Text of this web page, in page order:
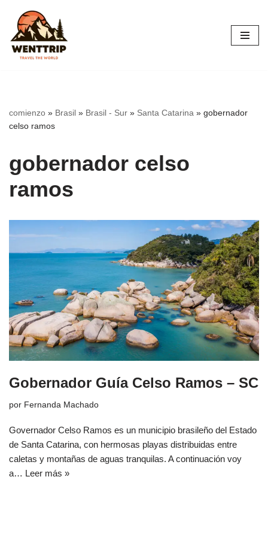
Saltar
al
contenido
comienzo » Brasil » Brasil - Sur » Santa Catarina » gobernador
celso ramos
gobernador celso
ramos
Gobernador Guía Celso Ramos – SC
por Fernanda Machado
Governador Celso Ramos es un municipio brasileño del Estado
de Santa Catarina, con hermosas playas distribuidas entre
caletas y montañas de aguas tranquilas. A continuación voy
a… Leer más »